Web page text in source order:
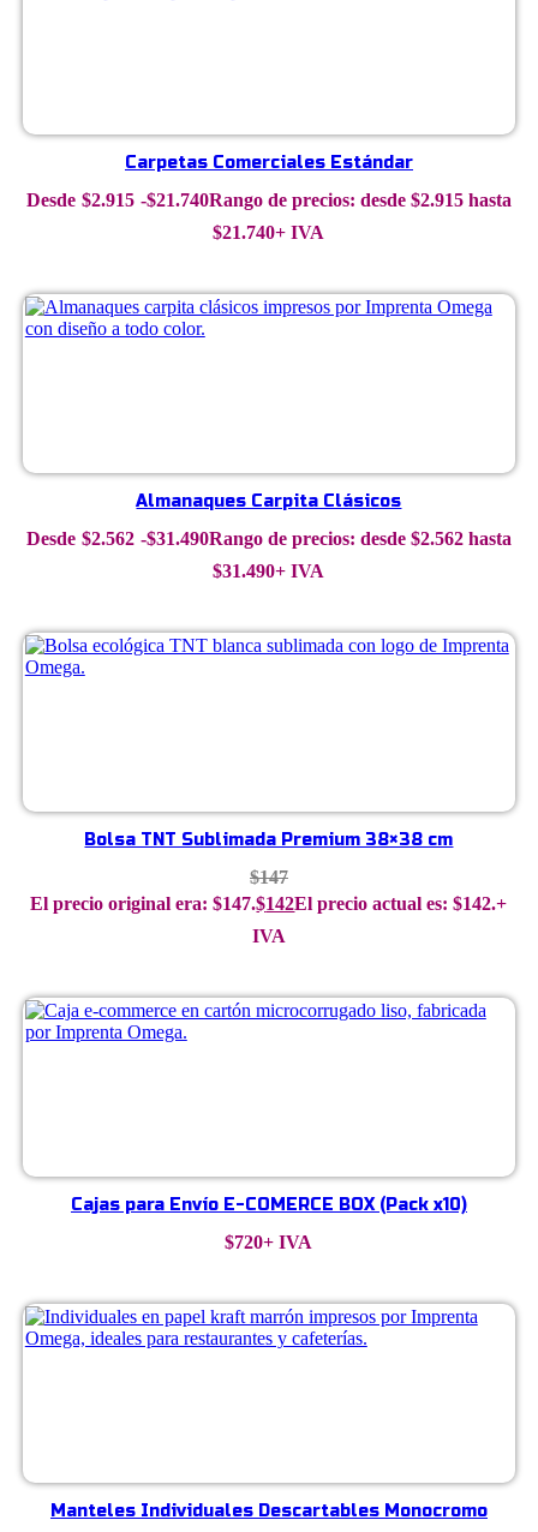
Carpetas Comerciales Estándar
$2.915 -$21.740Rango de precios: desde $2.915 hasta
$21.740+ IVA
Almanaques Carpita Clásicos
$2.562 -$31.490Rango de precios: desde $2.562 hasta
$31.490+ IVA
Bolsa TNT Sublimada Premium 38×38 cm
$147
El precio original era: $147.$142El precio actual es: $142.+
IVA
Cajas para Envío E-COMERCE BOX (Pack x10)
$720+ IVA
Manteles Individuales Descartables Monocromo